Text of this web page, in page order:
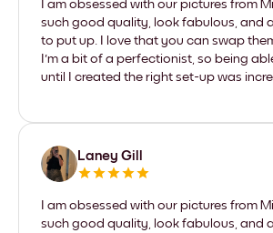
I am obsessed with our pictures from
such good quality, look fabulous, and
to put up. I love that you can swap
I'm a bit of a perfectionist, so being
until I created the right set-up was
Laney Gill
I am obsessed with our pictures from
such good quality, look fabulous, and